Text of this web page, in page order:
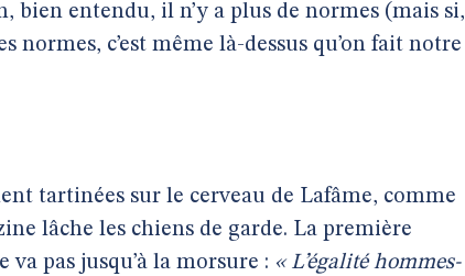
bien entendu, il n’y a plus de normes (mais si,
normes, c’est même là-dessus qu’on fait notre
tartinées sur le cerveau de Lafâme, comme
lâche les chiens de garde. La première
pas jusqu’à la morsure : « L’égalité hommes-